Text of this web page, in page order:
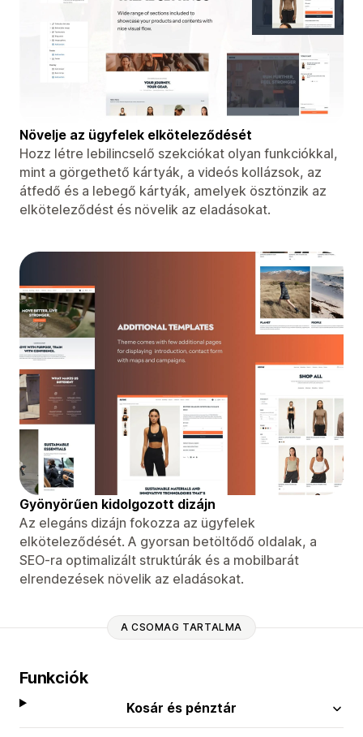
Növelje az ügyfelek elköteleződését
Hozz létre lebilincselő szekciókat olyan funkciókkal,
mint a görgethető kártyák, a videós kollázsok, az
átfedő és a lebegő kártyák, amelyek ösztönzik az
elköteleződést és növelik az eladásokat.
Gyönyörűen kidolgozott dizájn
Az elegáns dizájn fokozza az ügyfelek
elköteleződését. A gyorsan betöltődő oldalak, a
SEO-ra optimalizált struktúrák és a mobilbarát
elrendezések növelik az eladásokat.
A CSOMAG TARTALMA
Funkciók
Kosár és pénztár